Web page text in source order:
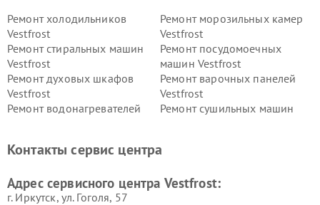
Ремонт холодильников
Vestfrost
Ремонт морозильных камер
Vestfrost
Ремонт стиральных машин
Vestfrost
Ремонт посудомоечных
машин Vestfrost
Ремонт духовых шкафов
Vestfrost
Ремонт варочных панелей
Vestfrost
Ремонт водонагревателей
Ремонт сушильных машин
Vestfrost
Контакты сервис центра
Адрес сервисного центра Vestfrost:
г. Иркутск, ул. ​Гоголя, 57